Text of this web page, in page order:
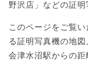
野沢店」などの証明
このページをご覧
る証明写真機の地
会津水沼駅からの距